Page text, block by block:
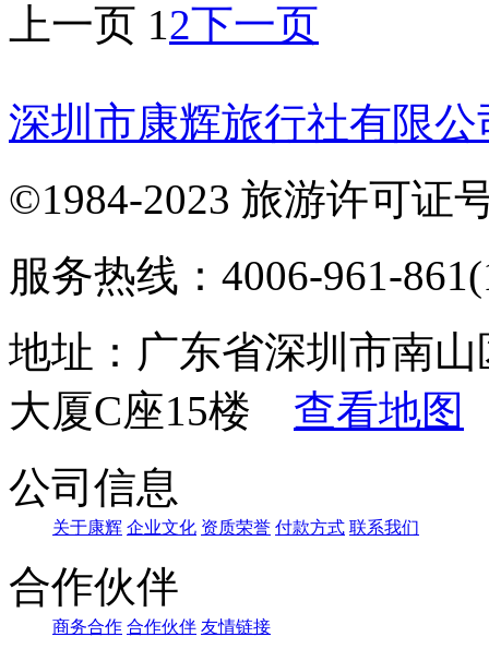
上一页 12下一页
深圳市康辉旅行社有限
©1984-2023 旅游许可证
服务热线：4006-961-
地址：广东省深圳市南
大厦C座15楼 查看地图
公司信息
关于康辉 企业文化 资质荣誉 付款方式 联系我们
合作伙伴
商务合作 合作伙伴 友情链接